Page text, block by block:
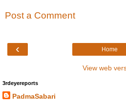
Post a Comment
‹ Home
View web
3rdeyereports
PadmaSabari